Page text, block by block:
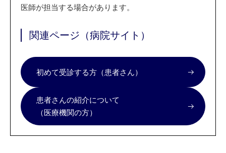
医師が担当する場合があります。
関連ページ（病院サイト）
初めて受診する方（患者さん）
患者さんの紹介について
（医療機関の方）